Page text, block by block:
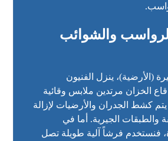
الرواسب والشوائب
(الأرضية)، ينزل الفنيون
الخزان مرتدين ملابس وقائية
كشط الجدران والأرضيات لإزالة
والطبقات الجيرية. أما في
فنستخدم فرشاً آلية طويلة تصل